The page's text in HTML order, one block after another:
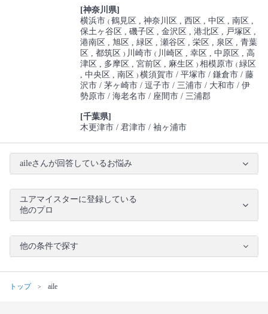
[神奈川県]
横浜市(鶴見区 神奈川区 西区 中区
南区
保土ヶ谷区
磯子区 金沢区 港北区
戸塚区
港南区
旭区 緑区 瀬谷区 栄区 泉区
青葉
区
都筑区) 川崎市( 川崎区 幸区 中原区
高
津区
多摩区 宮前区 麻生区)相模原市(緑区
中央区
南区)横須賀市 平塚市 鎌倉市 藤
沢市 茅ヶ崎市 逗子市 三浦市 大和市 伊
勢原市 海老名市 座間市 三浦郡
[千葉県]
木更津市 君津市 袖ヶ浦市
aileさんが回答しているお悩み
ユアマイスターに登録している
他のプロ
他の条件で探す
トップ aile